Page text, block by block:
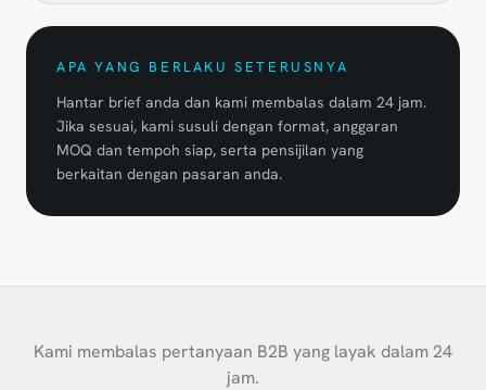
APA YANG BERLAKU SETERUSNYA
Hantar brief anda dan kami membalas dalam 24 jam.
Jika sesuai, kami susuli dengan format, anggaran
MOQ dan tempoh siap, serta pensijilan yang
berkaitan dengan pasaran anda.
Kami membalas pertanyaan B2B yang layak dalam 24
jam.